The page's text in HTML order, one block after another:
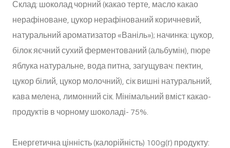
Склад: шоколад чорний (какао терте, масло какао
нерафіноване, цукор нерафінований коричневий,
натуральний ароматизатор «Ваніль»); начинка: цукор,
білок яєчний сухий ферментований (альбумін), пюре
яблука натуральне, вода питна, загущувач: пектин,
цукор білий, цукор молочний), сік вишні натуральний,
кава мелена, лимонний сік. Мінімальний вміст какао-
продуктів в чорному шоколаді- 75%.
Енергетична цінність (калорійність) 100g(г) продукту: